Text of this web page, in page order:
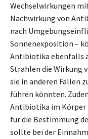
Wechselwirkungen
Nachwirkung von
nach
Sonnenexposition –
Antibiotika ebenfalls
Strahlen die Wirkung
sie in anderen Fällen
führen könnten.
Antibiotika im Körper
für die Bestimmung
sollte bei der